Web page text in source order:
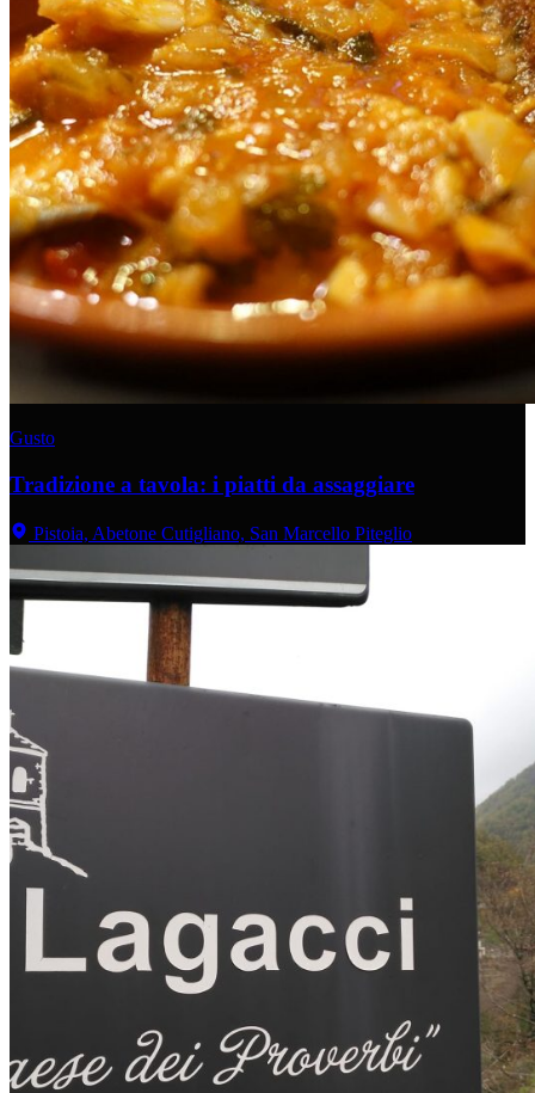
Gusto
Tradizione a tavola: i piatti da assaggiare
Pistoia, Abetone Cutigliano, San Marcello Piteglio